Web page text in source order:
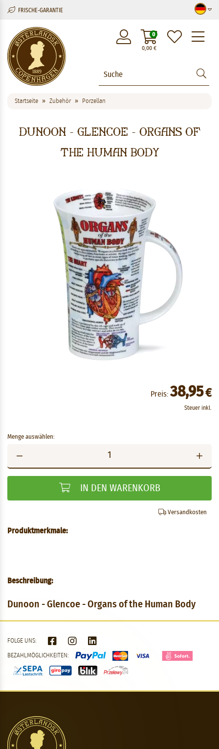
FRISCHE-GARANTIE
0,00€
0
Startseite Zubehör Porzellan
Dunoon - Glencoe - Organs of
the Human Body
Preis: 38,95€
Steuer inkl.
Menge auswählen:
IN DEN WARENKORB
Versandkosten
Produktmerkmale:
Beschreibung:
Dunoon - Glencoe - Organs of the Human Body
FOLGE UNS:
BEZAHLMÖGLICHKEITEN: